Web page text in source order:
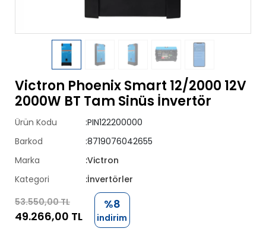
Victron Phoenix Smart 12/2000 12V
2000W BT Tam Sinüs İnvertör
Ürün Kodu
:PIN122200000
Barkod
:8719076042655
Marka
:Victron
Kategori
:İnvertörler
53.550,00 TL
49.266,00 TL
%8
indirim